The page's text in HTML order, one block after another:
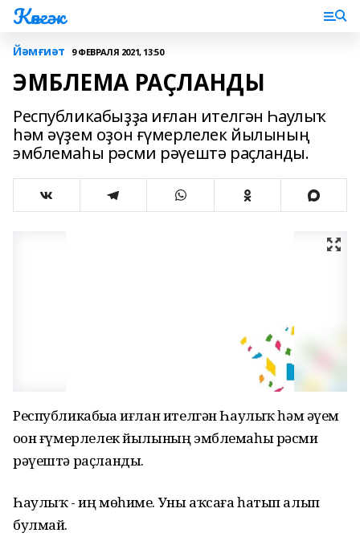
Көнгәк
Йәмғиәт 9 ФЕВРАЛЯ 2021, 13:50
ЭМБЛЕМА РАҪЛАНДЫ
Республикабыҙҙа иғлан ителгән Һаулыҡ
һәм әүҙем оҙон ғүмерлелек йылының
эмблемаһы рәсми рәүештә раҫланды.
Республикабыҙҙа иғлан ителгән Һаулыҡ һәм әүҙем
оҙон ғүмерлелек йылының эмблемаһы рәсми
рәүештә раҫланды.
Һаулыҡ - иң мөһиме. Уны аҡсаға һатып алып
булмай.